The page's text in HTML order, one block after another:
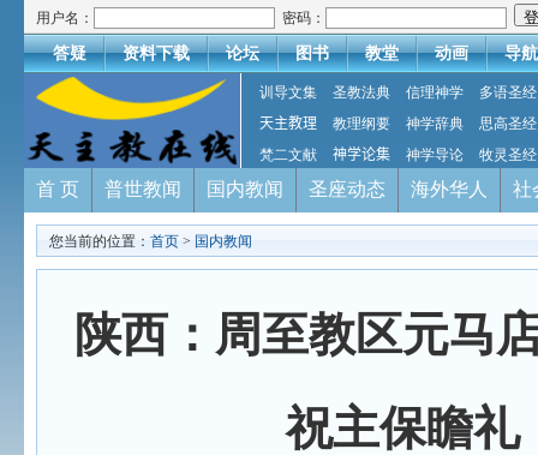
用户名： 密码：
答疑 资料下载 论坛 图书 教堂 动画 导航
训导文集 圣教法典 信理神学
多语圣经
天主教理
教理纲要 神学辞典
思高圣经
梵二文献
神学论集 神学导论 牧灵圣经
首 页 普世教闻 国内教闻 圣座动态 海外华人 社
您当前的位置： 首页 > 国内教闻
陕西：周至教区元马
祝主保瞻礼